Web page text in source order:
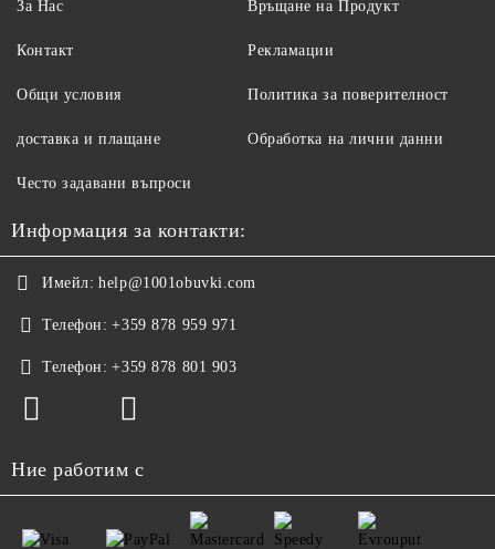
За Нас
Контакт
Общи условия
доставка и плащане
Връщане на Продукт
Рекламации
Политика за поверителност
Обработка на лични данни
Често задавани въпроси
Информация за контакти:
Имейл: help@1001obuvki.com
Телефон: +359 878 959 971
Телефон: +359 878 801 903
Ние работим с